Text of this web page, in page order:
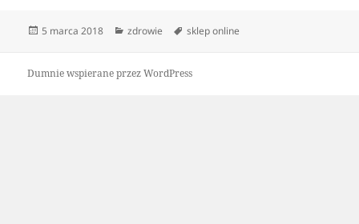
Data
5 marca 2018 Kategorie
zdrowie Tagi
sklep online
Dumnie wspierane przez WordPress